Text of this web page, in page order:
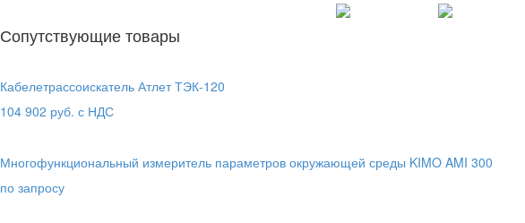
Сопутствующие товары
Кабелетрассоискатель Атлет ТЭК-120
104 902 руб. с НДС
Многофункциональный измеритель параметров окружающей среды KIMO AMI 300
по запросу